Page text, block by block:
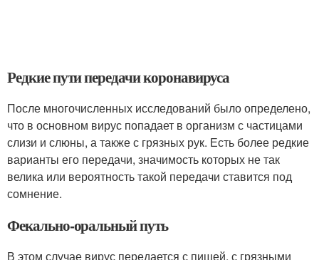
Редкие пути передачи коронавируса
После многочисленных исследований было определено,
что в основном вирус попадает в организм с частицами
слизи и слюны, а также с грязных рук. Есть более редкие
варианты его передачи, значимость которых не так
велика или вероятность такой передачи ставится под
сомнение.
Фекально-оральный путь
В этом случае вирус передается с пищей, с грязными